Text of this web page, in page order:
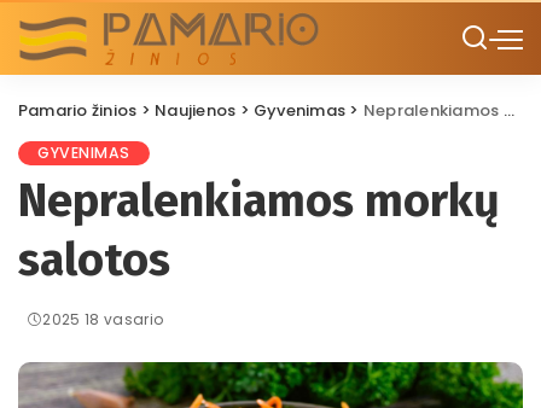
Pamario žinios > Naujienos > Gyvenimas > Nepralenkiamos morkų salotos
GYVENIMAS
Nepralenkiamos morkų
salotos
2025 18 vasario